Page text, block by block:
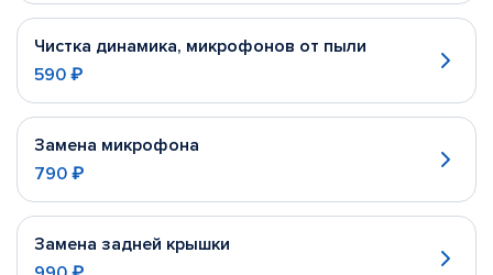
Чистка динамика, микрофонов от пыли
590 ₽
Замена микрофона
790 ₽
Замена задней крышки